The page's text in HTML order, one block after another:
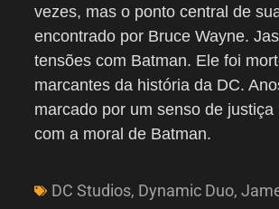
vezes, mas o ponto central de
encontrado por Bruce Wayne.
tensões com Batman. Ele foi
marcantes da história da DC.
marcado por um senso de
com a moral de Batman.
DC Studios, Dynamic Duo,